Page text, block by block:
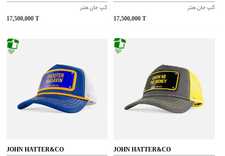
کپ جان هتر
17,500,000
کپ جان هتر
17,500,000
JOHN HATTER&CO JOHN HATTER&CO